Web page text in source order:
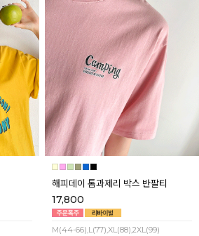
해피데이 톰과제리 박스 반팔티
17,800
M(44-66),L(77),XL(88),2XL(99)